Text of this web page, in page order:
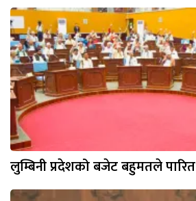
लुम्बिनी प्रदेशको बजेट बहुमतले पारित